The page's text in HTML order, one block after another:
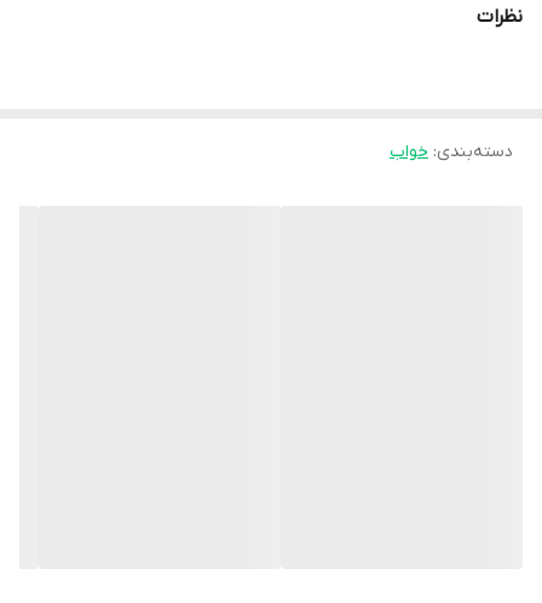
بالش طبی رز برن از جنس مموری فوم ساخته شده و کاملا هوشمند، به
*سن مناسب برای استفاده از این محصول از بدو تولد تا 18 ماهگی میباشد.
نظرات
دسته‌بندی: خواب